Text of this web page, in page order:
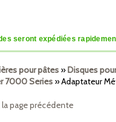
seront expédiées
pour pâtes»Disques
7000 Series»Adaptateur
page précédente